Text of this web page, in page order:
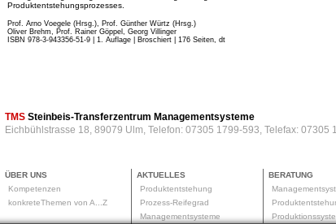
Produktentstehungsprozesses.
Prof. Arno Voegele (Hrsg.), Prof. Günther Würtz (Hrsg.)
Oliver Brehm, Prof. Rainer Göppel, Georg Villinger
ISBN 978-3-943356-51-9 | 1. Auflage | Broschiert
| 176 Seiten, dt
TMS Steinbeis-Transferzentrum Managementsysteme
Eichbühlstrasse 18, 89079 Ulm, Telefon: 07305 1799-593, Telefax: 07305
ÜBER UNS
Kompetenzen
konkreteThemen von A...Z
AKTUELLES
Produktentstehung
Prozess-Reifegrad
Managementsysteme
BERATUNG